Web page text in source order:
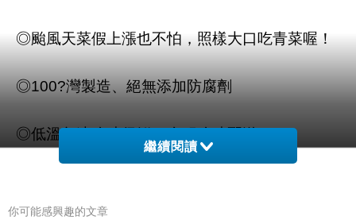
◎颱風天菜假上漲也不怕，照樣大口吃青菜喔！
◎100?灣製造、絕無添加防腐劑
◎低溫急速冷凍保鮮、全程冷凍配送
繼續閱讀
你可能感興趣的文章